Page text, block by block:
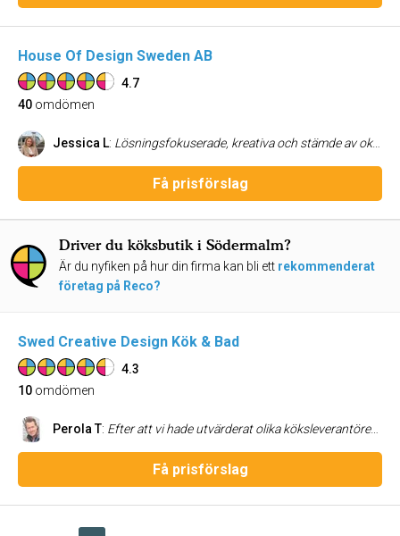
House Of Design Sweden AB
4.7
40 omdömen
Jessica L: Lösningsfokuserade, kreativa och stämde av oklarheter längs vägen för att vara säkra på att vi var överens. Självklart också ett väldigt fint slutresultat! Rekommenderas!
Få prisförslag
Driver du köksbutik i Södermalm?
Är du nyfiken på hur din firma kan bli ett rekommenderat
företag på Reco?
Swed Creative Design Kök & Bad
4.3
10 omdömen
Perola T: Efter att vi hade utvärderat olika köksleverantörer bestämde vi oss för att beställa ett komplett kök av Swed Creative Design Kök & Bad nu i våras. Nu är köket snart installerat och klart och jag är mycket nöjd med vårt nya designritade kök. Kvaliteten på skåp och lådor är också bra över snittet jämfört med andra leverantörer. Arbetet kom igång enligt plan och tempot har varit både högt och med bra resultat. Vad jag gillar mest är att företaget lyssnar och agerar snabbt på förslag på ändringar och synpunkter. Ett företag jag kan rekommendera.
Få prisförslag